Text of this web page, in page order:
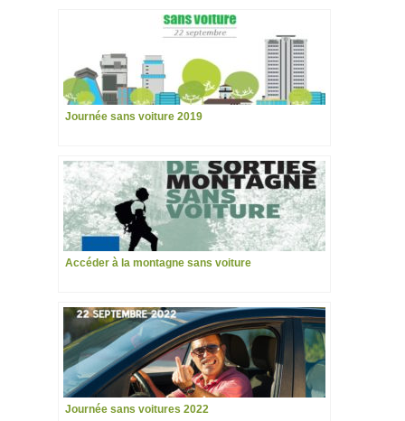
Journée sans voiture 2019
Accéder à la montagne sans voiture
Journée sans voitures 2022